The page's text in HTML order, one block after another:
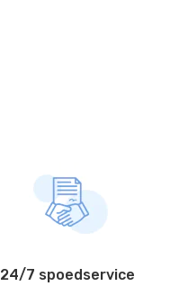
24/7 spoedservice